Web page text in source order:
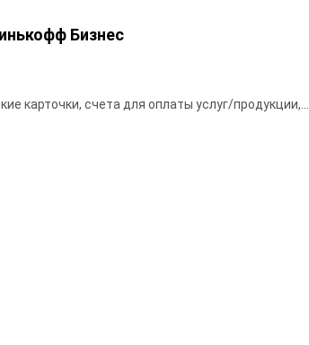
Бизнес
карточки, счета для оплаты услуг/продукции,...